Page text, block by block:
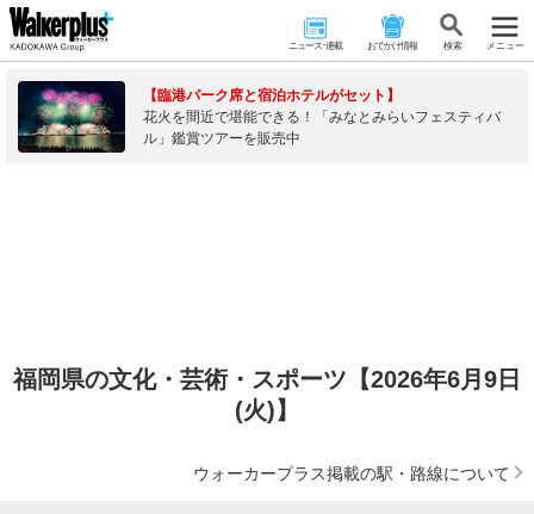
ニュース･連載 おでかけ情報 検 索 メニュー
【臨港パーク席と宿泊ホテルがセット】
花火を間近で堪能できる！「みなとみらいフェスティバ
ル」鑑賞ツアーを販売中
福岡県の文化・芸術・スポーツ【2026年6月9日
(火)】
ウォーカープラス掲載の駅・路線について